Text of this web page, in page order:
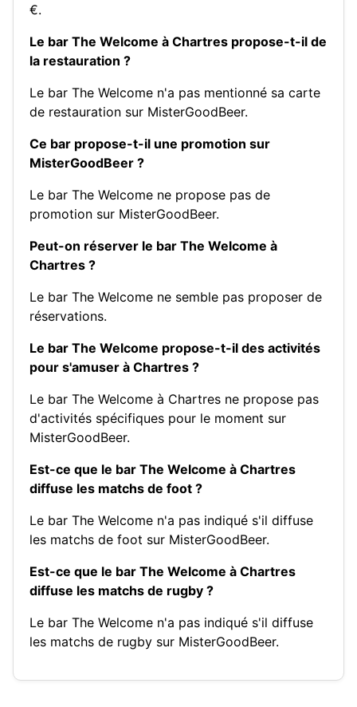
€.
Le bar The Welcome à Chartres propose-t-il de
la restauration ?
Le bar The Welcome n'a pas mentionné sa carte
de restauration sur MisterGoodBeer.
Ce bar propose-t-il une promotion sur
MisterGoodBeer ?
Le bar The Welcome ne propose pas de
promotion sur MisterGoodBeer.
Peut-on réserver le bar The Welcome à
Chartres ?
Le bar The Welcome ne semble pas proposer de
réservations.
Le bar The Welcome propose-t-il des activités
pour s'amuser à Chartres ?
Le bar The Welcome à Chartres ne propose pas
d'activités spécifiques pour le moment sur
MisterGoodBeer.
Est-ce que le bar The Welcome à Chartres
diffuse les matchs de foot ?
Le bar The Welcome n'a pas indiqué s'il diffuse
les matchs de foot sur MisterGoodBeer.
Est-ce que le bar The Welcome à Chartres
diffuse les matchs de rugby ?
Le bar The Welcome n'a pas indiqué s'il diffuse
les matchs de rugby sur MisterGoodBeer.